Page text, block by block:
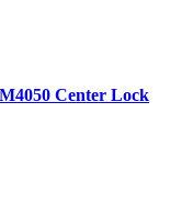
Center Lock